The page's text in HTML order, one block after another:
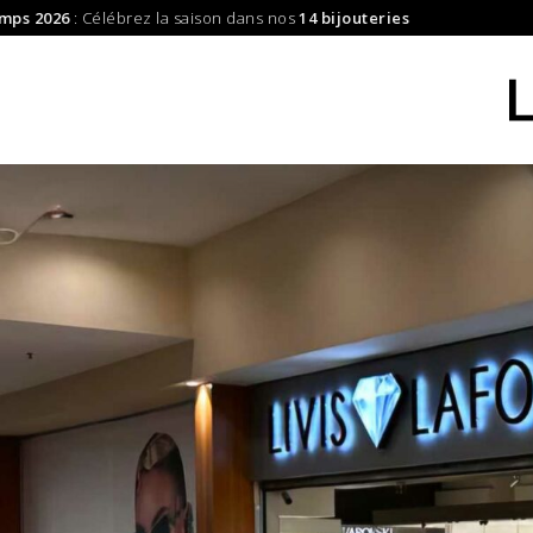
2026: Célébrez la saison dans nos14 bijouteries